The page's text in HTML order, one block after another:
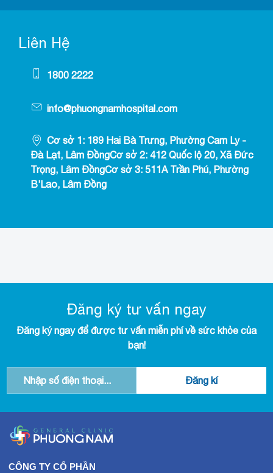
Liên Hệ
1800 2222
info@phuongnamhospital.com
Cơ sở 1: 189 Hai Bà Trưng, Phường Cam Ly -
Đà Lạt, Lâm ĐồngCơ sở 2: 412 Quốc lộ 20, Xã Đức
Trọng, Lâm ĐồngCơ sở 3: 511A Trần Phú, Phường
B’Lao, Lâm Đồng
Đăng ký tư vấn ngay
Đăng ký ngay để được tư vấn miễn phí về sức khỏe của
bạn!
CÔNG TY CỔ PHẦN